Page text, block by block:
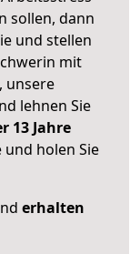
sollen, dann
und stellen
mit
, unsere
lehnen Sie
13 Jahre
holen Sie
erhalten